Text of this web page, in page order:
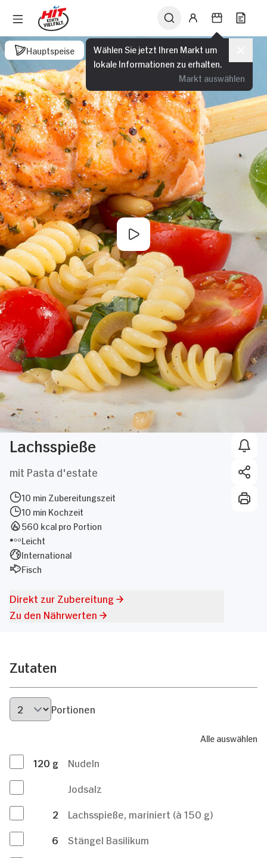
Wählen Sie jetzt Ihren Markt um
lokale Informationen zu erhalten.
Markt auswählen
Hauptspeise
Lachsspieße
mit Pasta d'estate
10 min Zubereitungszeit
10 min Kochzeit
560 kcal pro Portion
Leicht
International
Fisch
Direkt zur Zubereitung
Zu den Nährwerten
Zutaten
Portionen
Alle auswählen
120 g
Nudeln
Jodsalz
2
Lachsspieße, mariniert (à 150 g)
6
Stängel Basilikum